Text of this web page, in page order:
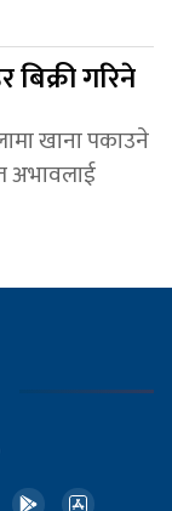
बिक्री गरिने
खाना पकाउने
अभावलाई